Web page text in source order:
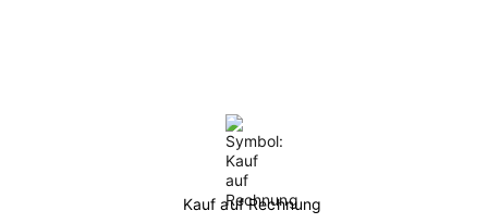
Kauf auf Rechnung